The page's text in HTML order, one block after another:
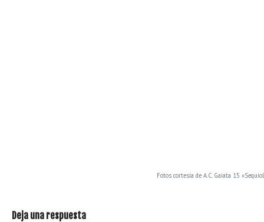
Fotos cortesía de A.C. Gaiata 15
Deja una respuesta